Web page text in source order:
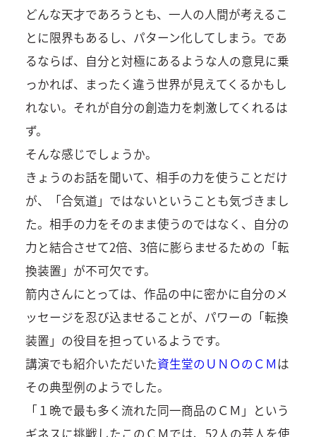
どんな天才であろうとも、一人の人間が考えるこ
とに限界もあるし、パターン化してしまう。であ
るならば、自分と対極にあるような人の意見に乗
っかれば、まったく違う世界が見えてくるかもし
れない。それが自分の創造力を刺激してくれるは
ず。
そんな感じでしょうか。
きょうのお話を聞いて、相手の力を使うことだけ
が、「合気道」ではないということも気づきまし
た。相手の力をそのまま使うのではなく、自分の
力と結合させて2倍、3倍に膨らませるための「転
換装置」が不可欠です。
箭内さんにとっては、作品の中に密かに自分のメ
ッセージを忍び込ませることが、パワーの「転換
装置」の役目を担っているようです。
講演でも紹介いただいた資生堂のＵＮＯのＣＭ は
その典型例のようでした。
「１晩で最も多く流れた同一商品のＣＭ」という
ギネスに挑戦したこのＣＭでは、52人の芸人を使